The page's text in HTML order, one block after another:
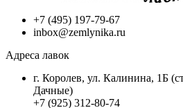
+7 (495) 197-79-67
inbox@zemlynika.ru
Адреса лавок
г. Королев, ул. Калинина, 1Б
Дачные)
+7 (925) 312-80-74